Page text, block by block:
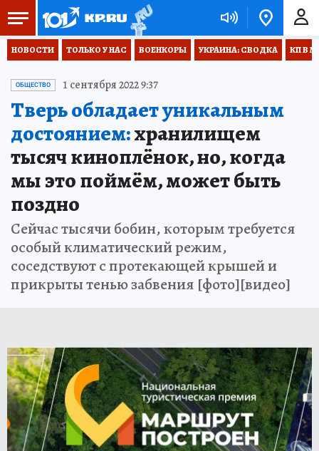
НОВОСТИ ТОЛЬКО У НАС ВОЕНКОРЫ УКРАИНА: СВОДКА КП В
ОБЩЕСТВО 1 сентября 2022 9:37
Тверь обладает уникальным
достоянием:хранилищем
тысяч киноплёнок, но, когда
мы это поймём, может быть
поздно
Сейчас тысячи бобин, которым требуется
особый климатический режим,
соседствуют с протекающей крышей и
прикрыты тенью забвения [фото][видео]